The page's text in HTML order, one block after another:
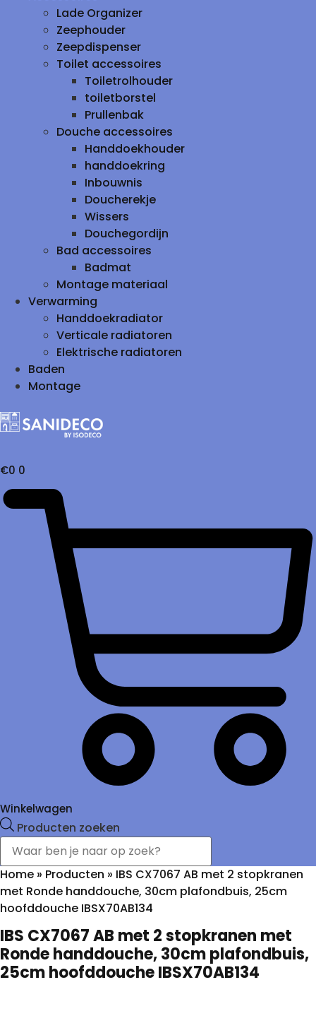
Lade Organizer
Zeephouder
Zeepdispenser
Toilet accessoires
Toiletrolhouder
toiletborstel
Prullenbak
Douche accessoires
Handdoekhouder
handdoekring
Inbouwnis
Doucherekje
Wissers
Douchegordijn
Bad accessoires
Badmat
Montage materiaal
Verwarming
Handdoekradiator
Verticale radiatoren
Elektrische radiatoren
Baden
Montage
€0 0
Winkelwagen
Producten zoeken
Home » Producten » IBS CX7067 AB met 2 stopkranen
met Ronde handdouche, 30cm plafondbuis, 25cm
hoofddouche IBSX70AB134
IBS CX7067 AB met 2 stopkranen met
Ronde handdouche, 30cm plafondbuis,
25cm hoofddouche IBSX70AB134